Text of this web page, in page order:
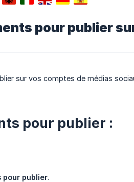
pour publier
sur vos comptes de médias
pour publier :
pour publier.